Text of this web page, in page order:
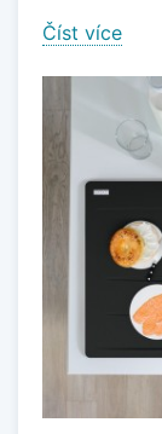
Číst více